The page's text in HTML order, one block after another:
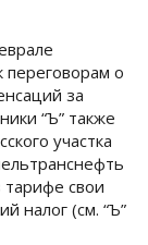
переговорам о
за
“Ъ” также
участка
тарифе свои
налог (см. “Ъ”